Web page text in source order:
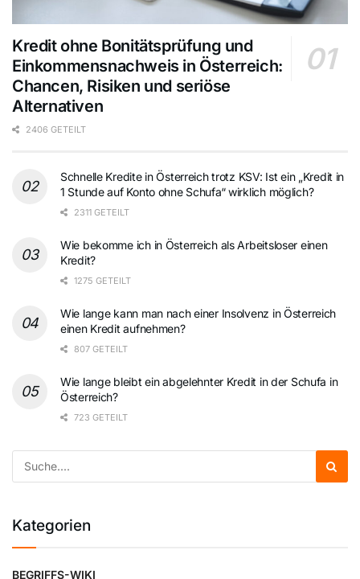
Kredit ohne Bonitätsprüfung und
Einkommensnachweis in Österreich:
Chancen, Risiken und seriöse
Alternativen
2406 GETEILT
Schnelle Kredite in Österreich trotz KSV: Ist ein „Kredit in
1 Stunde auf Konto ohne Schufa“ wirklich möglich?
2311 GETEILT
Wie bekomme ich in Österreich als Arbeitsloser einen
Kredit?
1275 GETEILT
Wie lange kann man nach einer Insolvenz in Österreich
einen Kredit aufnehmen?
807 GETEILT
Wie lange bleibt ein abgelehnter Kredit in der Schufa in
Österreich?
723 GETEILT
Kategorien
BEGRIFFS-WIKI